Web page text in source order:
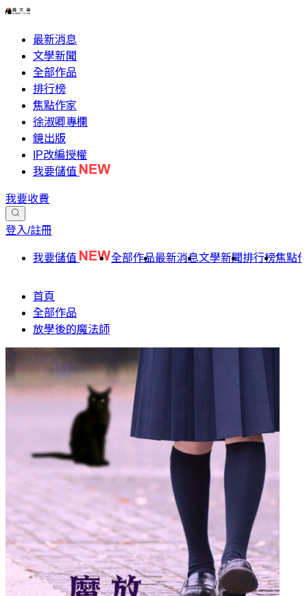
最新消息
文學新聞
全部作品
排行榜
焦點作家
徐淑卿專欄
鏡出版
IP改編授權
我要儲值
我要收費
登入/註冊
我要儲值 全部作品最新消息文學新聞排行榜焦點
首頁
全部作品
放學後的魔法師